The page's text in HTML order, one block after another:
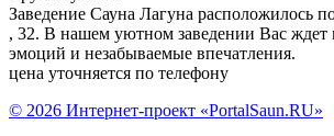
Заведение Сауна Лагуна расположилось
, 32. В нашем уютном заведении Вас ждет
эмоций и незабываемые впечатления.
цена уточняется по телефону
© 2026 Интернет-проект «PortalSaun.RU»